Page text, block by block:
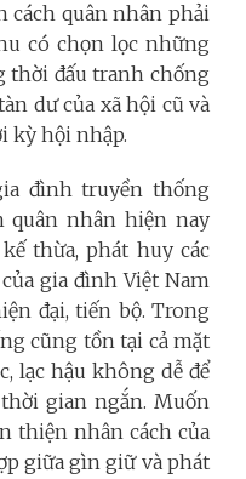
quân nhân phải
có chọn lọc những
thời đấu tranh chống
dư của xã hội cũ và
kỳ hội nhập.
đình truyền thống
quân nhân hiện nay
thừa, phát huy các
gia đình Việt Nam
đại, tiến bộ. Trong
cũng tồn tại cả mặt
lạc hậu không dễ để
gian ngắn. Muốn
thiện nhân cách của
giữa gìn giữ và phát